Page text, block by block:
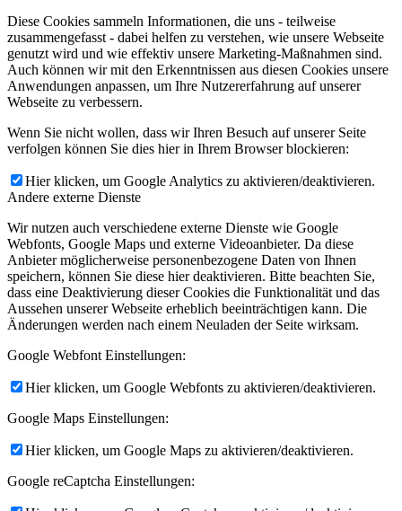
Diese Cookies sammeln Informationen, die uns - teilweise
zusammengefasst - dabei helfen zu verstehen, wie unsere Webseite
genutzt wird und wie effektiv unsere Marketing-Maßnahmen sind.
Auch können wir mit den Erkenntnissen aus diesen Cookies unsere
Anwendungen anpassen, um Ihre Nutzererfahrung auf unserer
Webseite zu verbessern.
Wenn Sie nicht wollen, dass wir Ihren Besuch auf unserer Seite
verfolgen können Sie dies hier in Ihrem Browser blockieren:
Hier klicken, um Google Analytics zu aktivieren/deaktivieren.
Andere externe Dienste
Wir nutzen auch verschiedene externe Dienste wie Google
Webfonts, Google Maps und externe Videoanbieter. Da diese
Anbieter möglicherweise personenbezogene Daten von Ihnen
speichern, können Sie diese hier deaktivieren. Bitte beachten Sie,
dass eine Deaktivierung dieser Cookies die Funktionalität und das
Aussehen unserer Webseite erheblich beeinträchtigen kann. Die
Änderungen werden nach einem Neuladen der Seite wirksam.
Google Webfont Einstellungen:
Hier klicken, um Google Webfonts zu aktivieren/deaktivieren.
Google Maps Einstellungen:
Hier klicken, um Google Maps zu aktivieren/deaktivieren.
Google reCaptcha Einstellungen: